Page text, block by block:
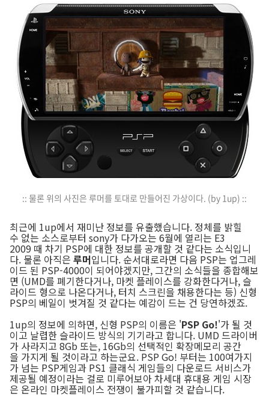
:: 물론 위의 사진은 루머를 토대로 만들어진 가상이다. (by 1up) ::
최근에 1up에서 재미난 정보를 유출했습니다. 정체를 밝힐
수 없는 소스로부터 sony가 다가오는 6월에 열리는 E3
2009 때 차기 PSP에 대한 정보를 공개할 것 같다는 소식입니
다. 물론 아직은 루머입니다. 순서대로라면 다음 PSP는 업그레
이드 된 PSP-4000이 되어야겠지만, 그간의 소식들을 종합해보
면 (UMD를 폐기한다거나, 마켓 플레이스를 강화한다거나, 슬
라이드 형으로 나온다거나, 터치 스크린을 채용한다는 등) 신형
PSP의 베일이 벗겨질 것 같다는 예감이 드는 건 당연하겠죠.
1up의 정보에 의하면, 신형 PSP의 이름은 'PSP Go!'가 될 것
이고 날렵한 슬라이드 방식의 기기라고 합니다. UMD 드라이버
가 사라지고 8Gb 또는, 16Gb의 선택적인 확장메모리 공간
을 가지게 될 것이라고 하는군요. PSP Go! 부터는 100여가지
가 넘는 PSP게임과 PS1 클래식 게임들의 다운로드 서비스가
제공될 예정이라는 걸로 미루어보아 차세대 휴대용 게임 시장
은 온라인 마켓플레이스 전쟁이 불가피할 것 같습니다.